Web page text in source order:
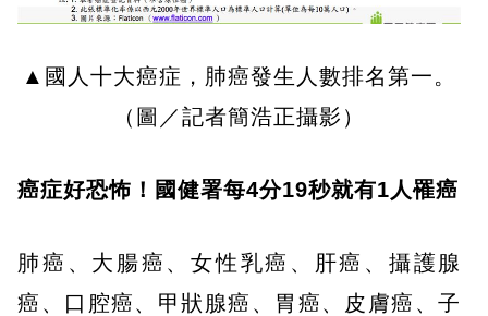
▲國人十大癌症，肺癌發生人數排名第一。
（圖／記者簡浩正攝影）
癌症好恐怖！國健署每4分19秒就有1人罹癌
肺癌、大腸癌、女性乳癌、肝癌、攝護腺
癌、口腔癌、甲狀腺癌、胃癌、皮膚癌、子